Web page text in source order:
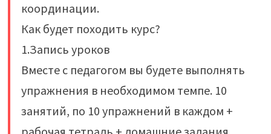
координации.
Как будет походить курс?
1.Запись уроков
Вместе с педагогом вы будете выполнять
упражнения в необходимом темпе. 10
занятий, по 10 упражнений в каждом +